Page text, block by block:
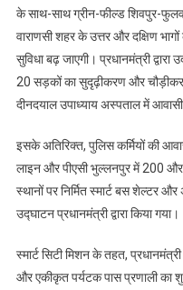
के साथ-साथ ग्रीन-फील्ड शिवपुर-
वाराणसी शहर के उत्तर और दक्षिण
सुविधा बढ़ जाएगी। प्रधानमंत्री
20 सड़कों का सुदृढ़ीकरण और
दीनदयाल उपाध्याय अस्पताल में
इसके अतिरिक्त, पुलिस कर्मियों की
लाइन और पीएसी भुल्लनपुर में 200 और
स्थानों पर निर्मित स्मार्ट बस शेल्टर
उद्घाटन प्रधानमंत्री द्वारा किया गया।
स्मार्ट सिटी मिशन के तहत,
और एकीकृत पर्यटक पास प्रणाली का